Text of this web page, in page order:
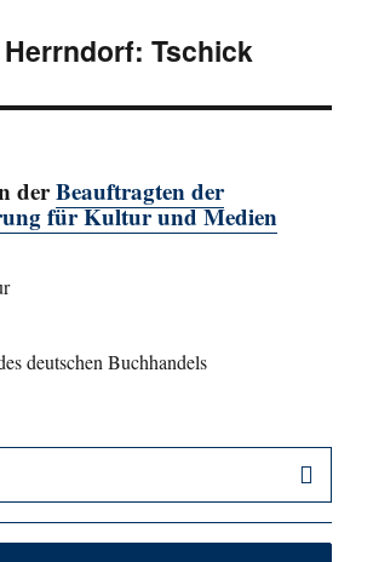
Tschick
derBeauftragten der
für Kultur und Medien